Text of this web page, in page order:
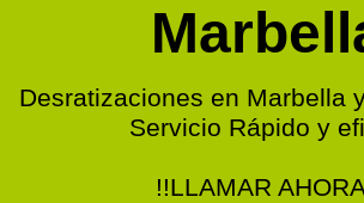
Desratizaciones en Marbella
Servicio Rápido y
!!LLAMAR